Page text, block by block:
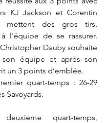
KJ Jackson et Corentin
mettent des gros tirs,
l'équipe de se rassurer.
Dauby souhaite
son équipe et après son
un 3 points d’emblée.
quart-temps : 26-29
Savoyards.
quart-temps,